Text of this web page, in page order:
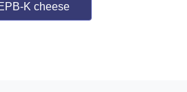
K cheese